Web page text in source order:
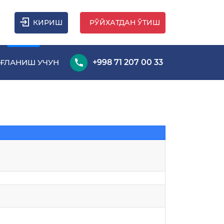
КИРИШ РЎЙХАТДАН ЎТИШ
УЧУН +998 71 207 00 33